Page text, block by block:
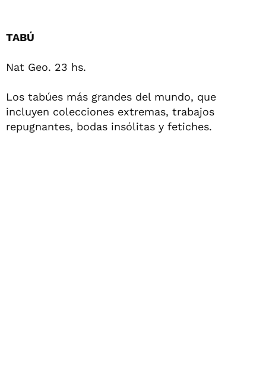
TABÚ
Nat Geo. 23 hs.
Los tabúes más grandes del mundo, que
incluyen colecciones extremas, trabajos
repugnantes, bodas insólitas y fetiches.